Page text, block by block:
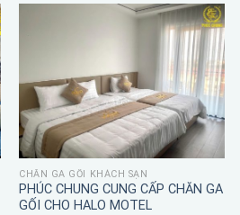
CHĂN GA GỐI KHÁCH SẠN
PHÚC CHUNG CUNG CẤP CHĂN GA
GỐI CHO HALO MOTEL